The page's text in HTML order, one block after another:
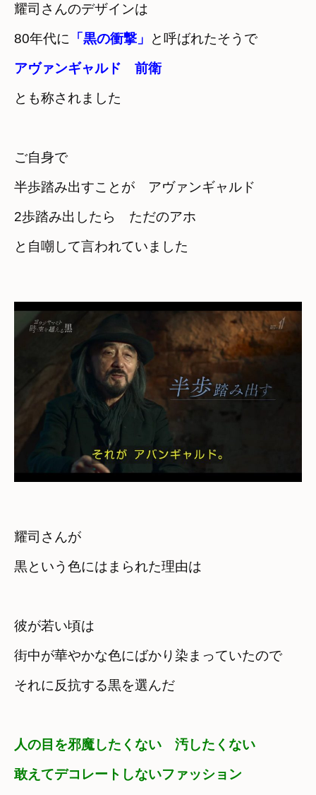
耀司さんのデザインは
80年代に 「黒の衝撃」
と呼ばれたそうで
アヴァンギャルド　前衛
とも称されました
ご自身で
半歩踏み出すことが　アヴァンギャルド
2歩踏み出したら　ただのアホ
と自嘲して言われていました
耀司さんが
黒という色にはまられた理由は
彼が若い頃は
街中が華やかな色にばかり染まっていたので
それに反抗する黒を選んだ
人の目を邪魔したくない　汚したくない
敢えてデコレートしないファッション